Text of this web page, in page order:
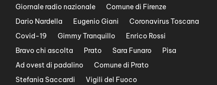
Giornale radio nazionale
Comune di Firenze
Dario Nardella
Eugenio Giani
Coronavirus Toscana
Covid-19
Gimmy Tranquillo
Enrico Rossi
Bravo chi ascolta
Prato Sara Funaro
Pisa
Ad ovest di padalino
Comune di Prato
Stefania Saccardi
Vigili del Fuoco